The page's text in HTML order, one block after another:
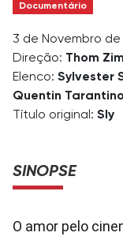
Documentário
3 de Novembro de
Direção: Thom
Elenco: Sylvester
Quentin Tarantino
Título original: Sly
SINOPSE
O amor pelo